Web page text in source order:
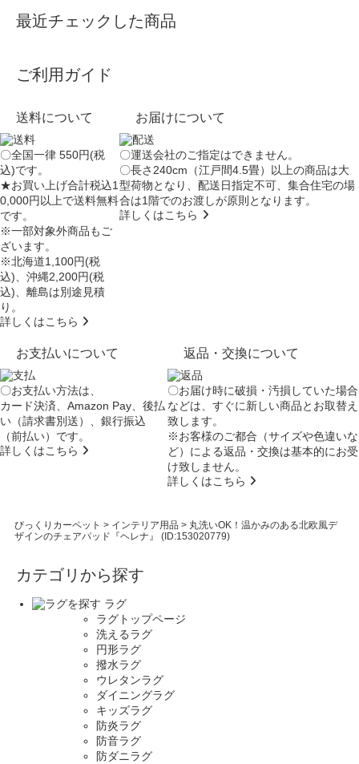
最近チェックした商品
ご利用ガイド
送料について
〇全国一律 550円(税
込)です。
★お買い上げ合計税込1
0,000円以上で送料無料
です。
※一部対象外商品もご
ざいます。
※北海道1,100円(税
込)、沖縄2,200円(税
込)、離島は別途見積
り。
詳しくはこちら
お届けについて
〇運送会社のご指定はできません。
〇長さ240cm（江戸間4.5畳）以上の商品は大
型荷物となり、配送日指定不可、集合住宅の場
合は1階でのお渡しが原則となります。
詳しくはこちら
お支払いについて
〇お支払い方法は、
カード決済、Amazon Pay、後払
い（請求書別送）、銀行振込
（前払い）です。
詳しくはこちら
返品・交換について
〇お届け時に破損・汚損していた場合
などは、すぐに新しい商品とお取替え
致します。
※お客様のご都合（サイズや色違いな
ど）による返品・交換は基本的にお受
け致しません。
詳しくはこちら
びっくりカーペット > インテリア用品 > 丸洗いOK！温かみのある北欧風デ
ザインのチェアパッド『ヘレナ』 (ID:153020779)
カテゴリから探す
ラグ
ラグトップページ
洗えるラグ
円形ラグ
撥水ラグ
ウレタンラグ
ダイニングラグ
キッズラグ
防炎ラグ
防音ラグ
防ダニラグ